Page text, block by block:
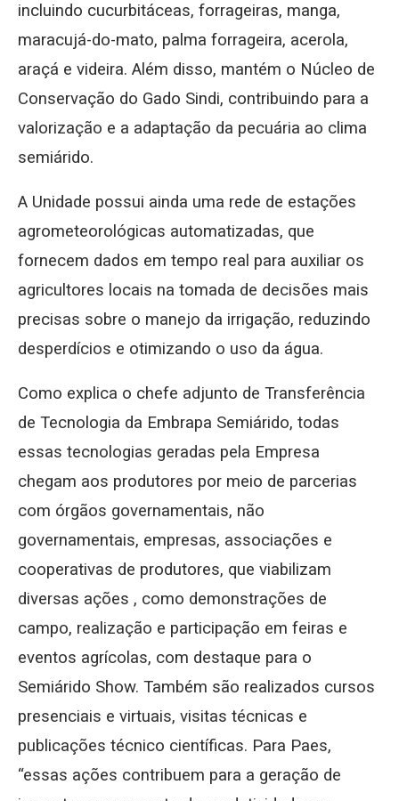
incluindo cucurbitáceas, forrageiras, manga,
maracujá-do-mato, palma forrageira, acerola,
araçá e videira. Além disso, mantém o Núcleo de
Conservação do Gado Sindi, contribuindo para a
valorização e a adaptação da pecuária ao clima
semiárido.
A Unidade possui ainda uma rede de estações
agrometeorológicas automatizadas, que
fornecem dados em tempo real para auxiliar os
agricultores locais na tomada de decisões mais
precisas sobre o manejo da irrigação, reduzindo
desperdícios e otimizando o uso da água.
Como explica o chefe adjunto de Transferência
de Tecnologia da Embrapa Semiárido, todas
essas tecnologias geradas pela Empresa
chegam aos produtores por meio de parcerias
com órgãos governamentais, não
governamentais, empresas, associações e
cooperativas de produtores, que viabilizam
diversas ações , como demonstrações de
campo, realização e participação em feiras e
eventos agrícolas, com destaque para o
Semiárido Show. Também são realizados cursos
presenciais e virtuais, visitas técnicas e
publicações técnico científicas. Para Paes,
“essas ações contribuem para a geração de